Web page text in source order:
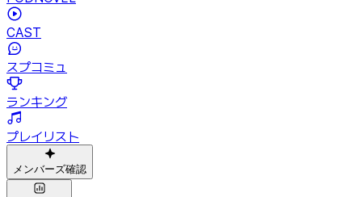
CAST
スプコミュ
ランキング
プレイリスト
メンバーズ確認